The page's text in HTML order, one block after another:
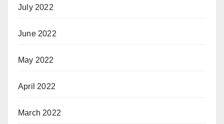
July 2022
June 2022
May 2022
April 2022
March 2022